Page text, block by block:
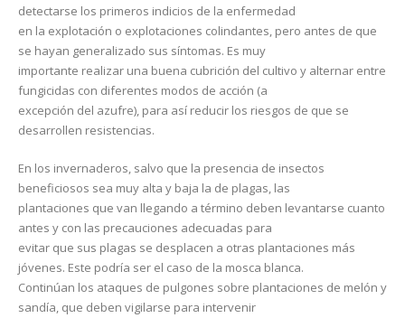
detectarse los primeros indicios de la enfermedad
en la explotación o explotaciones colindantes, pero antes de que
se hayan generalizado sus síntomas. Es muy
importante realizar una buena cubrición del cultivo y alternar entre
fungicidas con diferentes modos de acción (a
excepción del azufre), para así reducir los riesgos de que se
desarrollen resistencias.
En los invernaderos, salvo que la presencia de insectos
beneficiosos sea muy alta y baja la de plagas, las
plantaciones que van llegando a término deben levantarse cuanto
antes y con las precauciones adecuadas para
evitar que sus plagas se desplacen a otras plantaciones más
jóvenes. Este podría ser el caso de la mosca blanca.
Continúan los ataques de pulgones sobre plantaciones de melón y
sandía, que deben vigilarse para intervenir